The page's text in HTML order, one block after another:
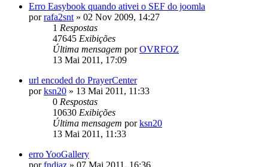
Erro Easybook quando ativei o SEF do joomla
porrafa2snt » 02 Nov 2009, 14:27
1 Respostas
47645 Exibições
Última mensagem porOVRFOZ
13 Mai 2011, 17:09
url encoded do PrayerCenter
porksn20 » 13 Mai 2011, 11:33
0 Respostas
10630 Exibições
Última mensagem porksn20
13 Mai 2011, 11:33
erro YooGallery
porfndiaz » 07 Mai 2011, 16:36